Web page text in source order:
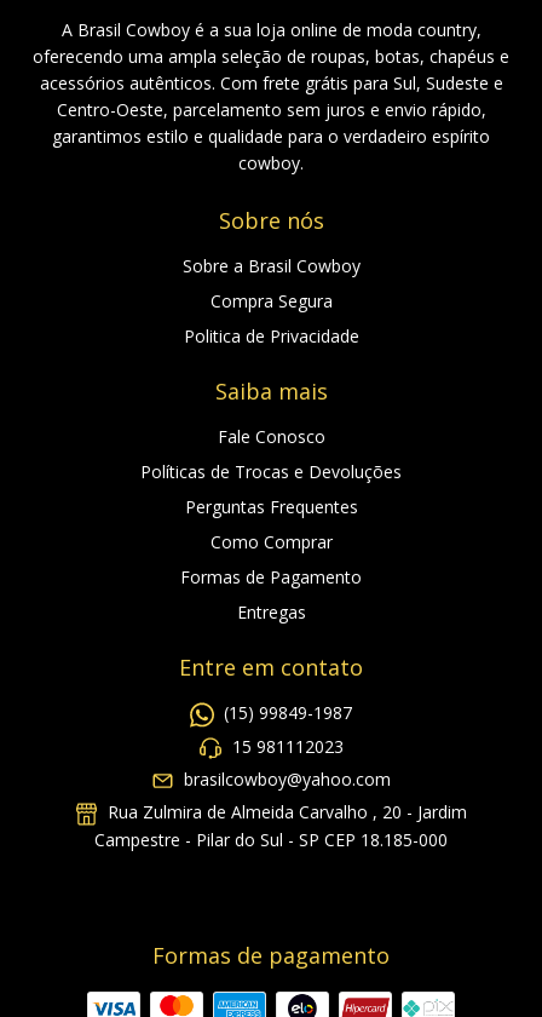
A Brasil Cowboy é a sua loja online de moda country,
oferecendo uma ampla seleção de roupas, botas, chapéus e
acessórios autênticos. Com frete grátis para Sul, Sudeste e
Centro-Oeste, parcelamento sem juros e envio rápido,
garantimos estilo e qualidade para o verdadeiro espírito
cowboy.
Sobre nós
Sobre a Brasil Cowboy
Compra Segura
Politica de Privacidade
Saiba mais
Fale Conosco
Políticas de Trocas e Devoluções
Perguntas Frequentes
Como Comprar
Formas de Pagamento
Entregas
Entre em contato
(15) 99849-1987
15 981112023
brasilcowboy@yahoo.com
Rua Zulmira de Almeida Carvalho , 20 - Jardim
Campestre - Pilar do Sul - SP CEP 18.185-000
Formas de pagamento